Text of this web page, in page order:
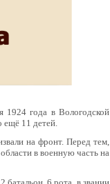
года в Вологодской
ещё 11 детей.
на фронт. Перед тем,
в военную часть на